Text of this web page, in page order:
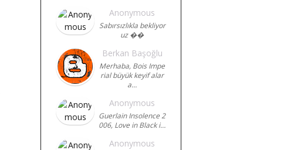
Anonymous
Sabırsızlıkla bekliyor
uz ��
Berkan Başoğlu
Merhaba, Bois Impe
rial büyük keyif alar
a…
Anonymous
Guerlain Insolence 2
006, Love in Black i…
Anonymous